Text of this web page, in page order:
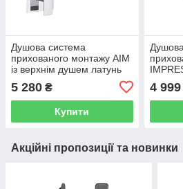
Душова система
прихованого монтажу AIM
із верхнім душем латунь
5 280 ₴
Купити
хром
4 999
Акційні пропозиції та новинки